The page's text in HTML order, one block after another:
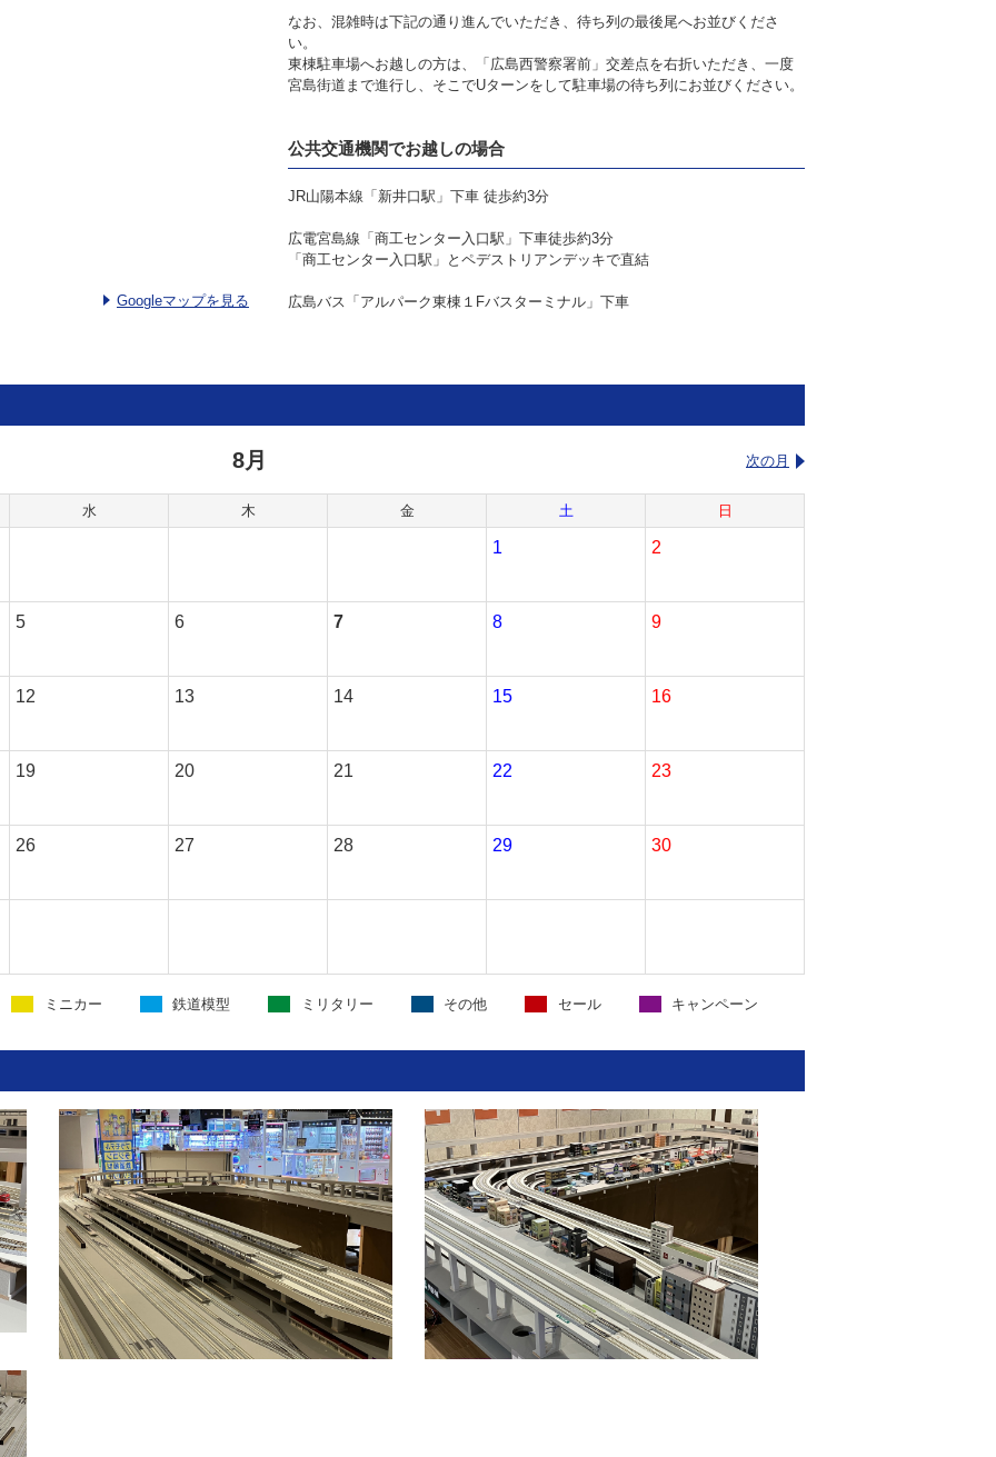
Googleマップを見る
なお、混雑時は下記の通り進んでいただき、待ち列の最後尾へお並びくださ
い。
東棟駐車場へお越しの方は、「広島西警察署前」交差点を右折いただき、一度
宮島街道まで進行し、そこでUターンをして駐車場の待ち列にお並びください。
公共交通機関でお越しの場合
JR山陽本線「新井口駅」下車 徒歩約3分
広電宮島線「商工センター入口駅」下車徒歩約3分
「商工センター入口駅」とペデストリアンデッキで直結
広島バス「アルパーク東棟１Fバスターミナル」下車
8月 次の月
水 木 金 土 日
1 2
5 6 7 8 9
12 13 14 15 16
19 20 21 22 23
26 27 28 29 30
ミニカー 鉄道模型 ミリタリー その他 セール キャンペーン